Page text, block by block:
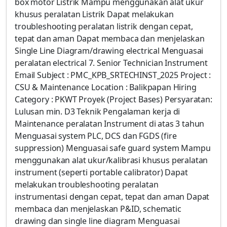
khusus peralatan Listrik Dapat melakukan
troubleshooting peralatan listrik dengan cepat,
tepat dan aman Dapat membaca dan menjelaskan
Single Line Diagram/drawing electrical Menguasai
peralatan electrical 7. Senior Technician Instrument
Email Subject : PMC_KPB_SRTECHINST_2025 Project :
CSU & Maintenance Location : Balikpapan Hiring
Category : PKWT Proyek (Project Bases) Persyaratan:
Lulusan min. D3 Teknik Pengalaman kerja di
Maintenance peralatan Instrument di atas 3 tahun
Menguasai system PLC, DCS dan FGDS (fire
suppression) Menguasai safe guard system Mampu
menggunakan alat ukur/kalibrasi khusus peralatan
instrument (seperti portable calibrator) Dapat
melakukan troubleshooting peralatan
instrumentasi dengan cepat, tepat dan aman Dapat
membaca dan menjelaskan P&ID, schematic
drawing dan single line diagram Menguasai